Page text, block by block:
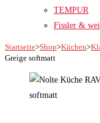
TEMPUR
Fissler &
Startseite>Shop>Küchen>
Greige softmatt